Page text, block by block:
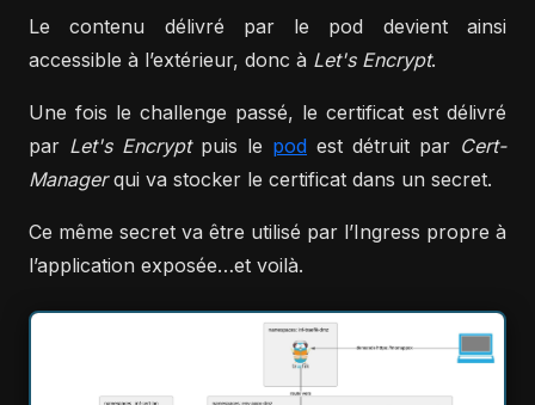
Le contenu délivré par le pod devient ainsi
accessible à l’extérieur, donc à Let's Encrypt.
Une fois le challenge passé, le certificat est délivré
par Let's Encryptpuis le pod est détruit par Cert-
Managerqui va stocker le certificat dans un secret.
Ce même secret va être utilisé par l’Ingress propre à
l’application exposée…et voilà.